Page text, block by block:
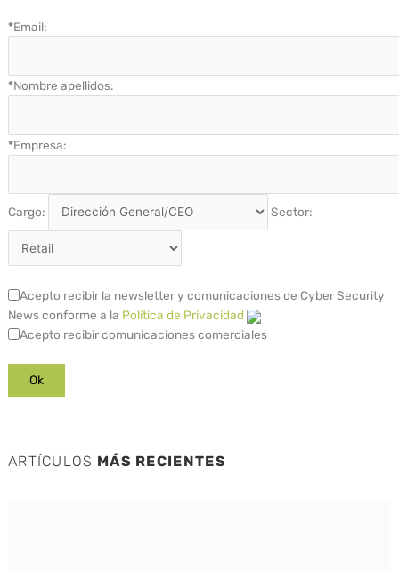
*Email:
*Nombre apellidos:
*Empresa:
Cargo: Sector:
Acepto recibir la newsletter y comunicaciones de Cyber Security
News conforme a la Política de Privacidad
Acepto recibir comunicaciones comerciales
ARTÍCULOS MÁS RECIENTES